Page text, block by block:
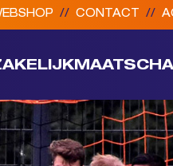
// CONTACT //